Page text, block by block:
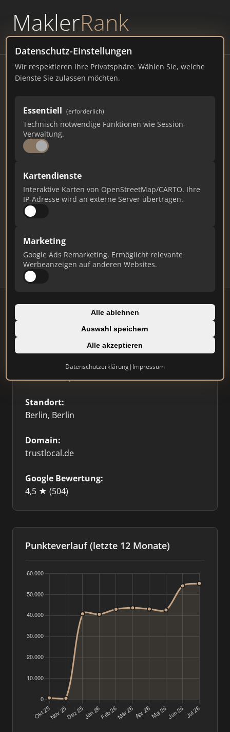
MaklerRank
powered byWAVEPOINT
Datenschutz-Einstellungen
Wir respektieren Ihre Privatsphäre. Wählen Sie, welche
Dienste Sie zulassen möchten.
Essentiell (erforderlich)
Technisch notwendige Funktionen wie Session-
Verwaltung.
Kartendienste
Interaktive Karten von OpenStreetMap/CARTO. Ihre
IP-Adresse wird an externe Server übertragen.
Marketing
Google Ads Remarketing. Ermöglicht relevante
Werbeanzeigen auf anderen Websites.
Alle ablehnen
Auswahl speichern
Alle akzeptieren
Datenschutzerklärung| Impressum
Trustlocal.de
trustlocal.de
55.320
Ist das Ihr Unternehmen?
Verifizieren Sie Ihr Profil, bearbeiten Sie Ihre
Updates.
Profil beanspruchen
⭐ Etabliert
Immobilienplattform
Standort:
Berlin, Berlin
Domain:
trustlocal.de
Google Bewertung:
4,5 ★ (504)
Punkteverlauf (letzte 12 Monate)